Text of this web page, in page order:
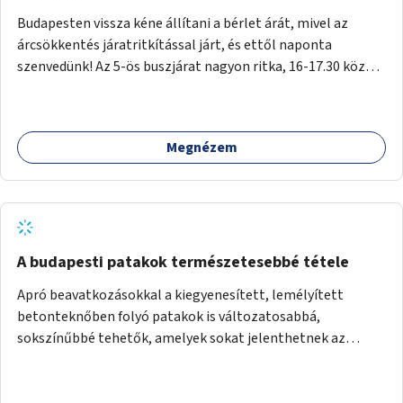
Budapesten vissza kéne állítani a bérlet árát, mivel az
árcsökkentés járatritkítással járt, és ettől naponta
szenvedünk! Az 5-ös buszjárat nagyon ritka, 16-17.30 között
kell utaznunk, gyerekkel együtt minden nap. Sokkal többet
érnénk vele, ha növelnék a bérlet árát és gyakorítanák a
megéreznénk.
Megnézem
A budapesti patakok természetesebbé tétele
Apró beavatkozásokkal a kiegyenesített, lemélyített
betonteknőben folyó patakok is változatosabbá,
sokszínűbbé tehetők, amelyek sokat jelenthetnek az